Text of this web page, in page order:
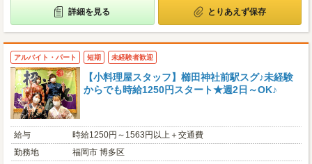
詳細を見る とりあえず保存
アルバイト・パート 短期 未経験者歓迎
【小料理屋スタッフ】櫛田神社前駅スグ♪未経験
からでも時給1250円スタート★週2日～OK♪
給与
時給1250円～1563円以上＋交通費
勤務地
福岡市 博多区